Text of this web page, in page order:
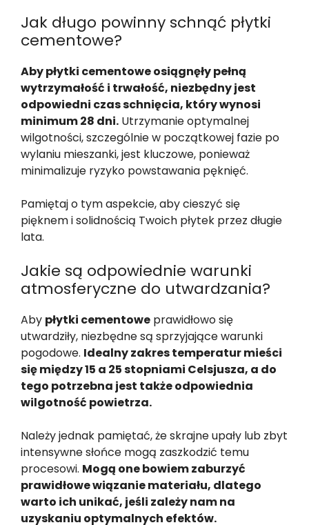
Jak długo powinny schnąć płytki
cementowe?
Aby płytki cementowe osiągnęły pełną
wytrzymałość i trwałość, niezbędny jest
odpowiedni czas schnięcia, który wynosi
minimum 28 dni. Utrzymanie optymalnej
wilgotności, szczególnie w początkowej fazie po
wylaniu mieszanki, jest kluczowe, ponieważ
minimalizuje ryzyko powstawania pęknięć.
Pamiętaj o tym aspekcie, aby cieszyć się
pięknem i solidnością Twoich płytek przez długie
lata.
Jakie są odpowiednie warunki
atmosferyczne do utwardzania?
Aby płytki cementowe prawidłowo się
utwardziły, niezbędne są sprzyjające warunki
pogodowe. Idealny zakres temperatur mieści
się między 15 a 25 stopniami Celsjusza, a do
tego potrzebna jest także odpowiednia
wilgotność powietrza.
Należy jednak pamiętać, że skrajne upały lub zbyt
intensywne słońce mogą zaszkodzić temu
procesowi. Mogą one bowiem zaburzyć
prawidłowe wiązanie materiału, dlatego
warto ich unikać, jeśli zależy nam na
uzyskaniu optymalnych efektów.